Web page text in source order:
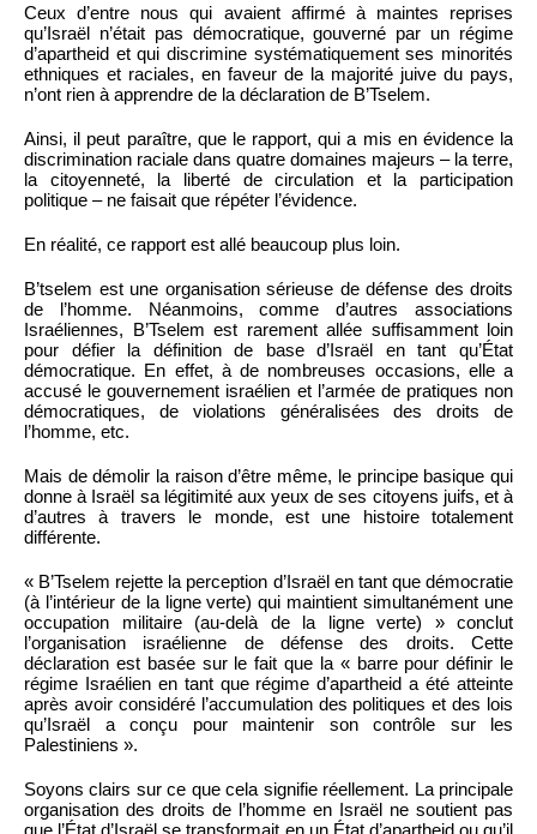
Ceux d’entre nous qui avaient affirmé à maintes reprises
qu’Israël n’était pas démocratique, gouverné par un régime
d’apartheid et qui discrimine systématiquement ses minorités
ethniques et raciales, en faveur de la majorité juive du pays,
n’ont rien à apprendre de la déclaration de B’Tselem.
Ainsi, il peut paraître, que le rapport, qui a mis en évidence la
discrimination raciale dans quatre domaines majeurs – la terre,
la citoyenneté, la liberté de circulation et la participation
politique – ne faisait que répéter l’évidence.
En réalité, ce rapport est allé beaucoup plus loin.
B’tselem est une organisation sérieuse de défense des droits
de l’homme. Néanmoins, comme d’autres associations
Israéliennes, B’Tselem est rarement allée suffisamment loin
pour défier la définition de base d’Israël en tant qu’État
démocratique. En effet, à de nombreuses occasions, elle a
accusé le gouvernement israélien et l’armée de pratiques non
démocratiques, de violations généralisées des droits de
l’homme, etc.
Mais de démolir la raison d’être même, le principe basique qui
donne à Israël sa légitimité aux yeux de ses citoyens juifs, et à
d’autres à travers le monde, est une histoire totalement
différente.
« B’Tselem rejette la perception d’Israël en tant que démocratie
(à l’intérieur de la ligne verte) qui maintient simultanément une
occupation militaire (au-delà de la ligne verte) » conclut
l’organisation israélienne de défense des droits. Cette
déclaration est basée sur le fait que la « barre pour définir le
régime Israélien en tant que régime d’apartheid a été atteinte
après avoir considéré l’accumulation des politiques et des lois
qu’Israël a conçu pour maintenir son contrôle sur les
Palestiniens ».
Soyons clairs sur ce que cela signifie réellement. La principale
organisation des droits de l’homme en Israël ne soutient pas
que l’État d’Israël se transformait en un État d’apartheid ou qu’il